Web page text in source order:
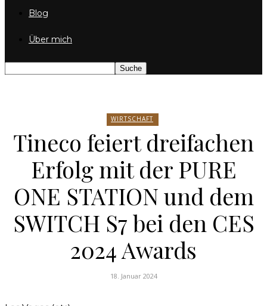
Blog
Über mich
WIRTSCHAFT
Tineco feiert dreifachen
Erfolg mit der PURE
ONE STATION und dem
SWITCH S7 bei den CES
2024 Awards
18. Januar 2024